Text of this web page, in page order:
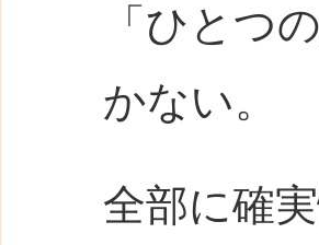
「ひとつ
かない。
全部に確